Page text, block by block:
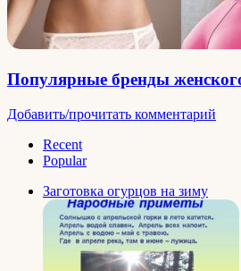
Популярные бренды
Добавить/прочитать комментарий
Recent
Popular
Заготовка огурцов на зиму